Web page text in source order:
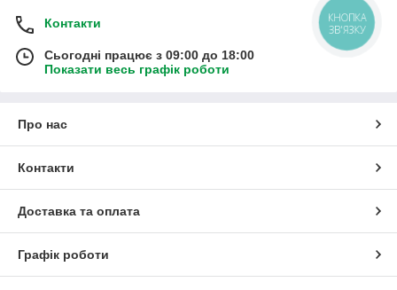
Контакти
Сьогодні працює з 09:00 до 18:00
Показати весь графік роботи
Про нас
Контакти
Доставка та оплата
Графік роботи
КНОПКА
ЗВ'ЯЗКУ